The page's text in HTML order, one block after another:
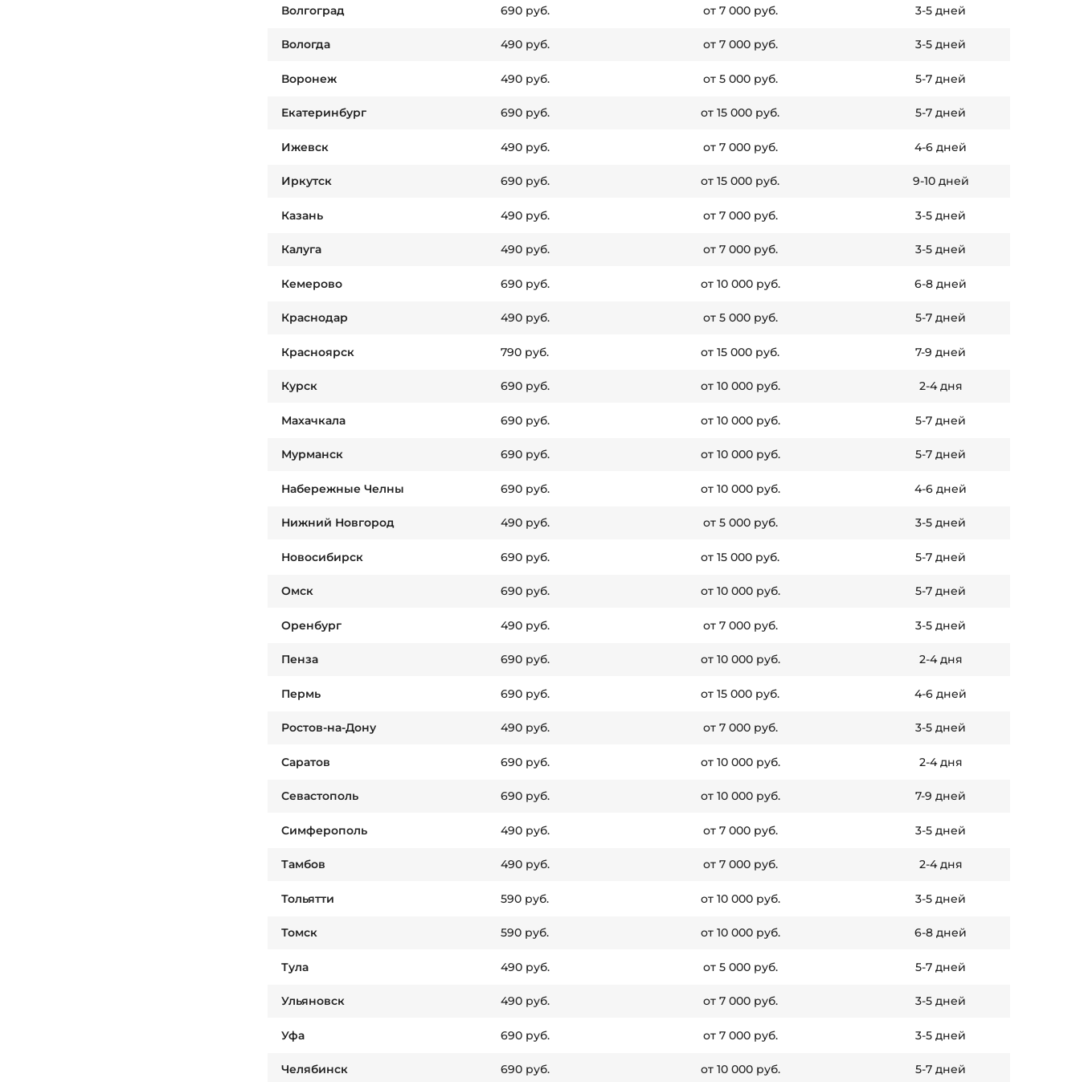
Волгоград 690 руб. от 7 000 руб. 3-5 дней
Вологда 490 руб. от 7 000 руб. 3-5 дней
Воронеж 490 руб. от 5 000 руб. 5-7 дней
Екатеринбург 690 руб. от 15 000 руб. 5-7 дней
Ижевск 490 руб. от 7 000 руб. 4-6 дней
Иркутск 690 руб. от 15 000 руб. 9-10 дней
Казань 490 руб. от 7 000 руб. 3-5 дней
Калуга 490 руб. от 7 000 руб. 3-5 дней
Кемерово 690 руб. от 10 000 руб. 6-8 дней
Краснодар 490 руб. от 5 000 руб. 5-7 дней
Красноярск 790 руб. от 15 000 руб. 7-9 дней
Курск 690 руб. от 10 000 руб. 2-4 дня
Махачкала 690 руб. от 10 000 руб. 5-7 дней
Мурманск 690 руб. от 10 000 руб. 5-7 дней
Набережные Челны 690 руб. от 10 000 руб. 4-6 дней
Нижний Новгород 490 руб. от 5 000 руб. 3-5 дней
Новосибирск 690 руб. от 15 000 руб. 5-7 дней
Омск 690 руб. от 10 000 руб. 5-7 дней
Оренбург 490 руб. от 7 000 руб. 3-5 дней
Пенза 690 руб. от 10 000 руб. 2-4 дня
Пермь 690 руб. от 15 000 руб. 4-6 дней
Ростов-на-Дону 490 руб. от 7 000 руб. 3-5 дней
Саратов 690 руб. от 10 000 руб. 2-4 дня
Севастополь 690 руб. от 10 000 руб. 7-9 дней
Симферополь 490 руб. от 7 000 руб. 3-5 дней
Тамбов 490 руб. от 7 000 руб. 2-4 дня
Тольятти 590 руб. от 10 000 руб. 3-5 дней
Томск 590 руб. от 10 000 руб. 6-8 дней
Тула 490 руб. от 5 000 руб. 5-7 дней
Ульяновск 490 руб. от 7 000 руб. 3-5 дней
Уфа 690 руб. от 7 000 руб. 3-5 дней
Челябинск 690 руб. от 10 000 руб. 5-7 дней